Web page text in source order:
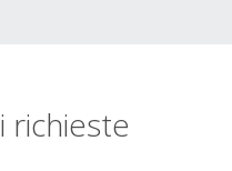
richieste